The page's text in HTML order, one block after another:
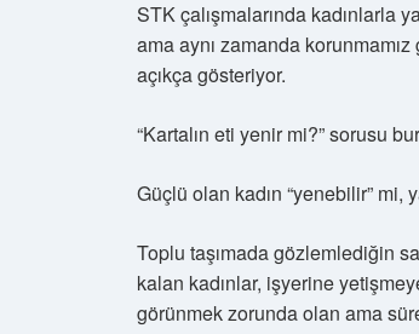
STK çalışmalarında kadınlarla
ama aynı zamanda
açıkça gösteriyor.
“Kartalın eti yenir mi?” sorusu
Güçlü olan kadın “yenebilir” mi,
Toplu taşımada gözlemlediğin
kalan kadınlar, işyerine
görünmek zorunda olan ama